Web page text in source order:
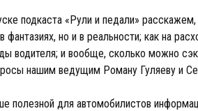
подкаста «Рули и педали»
фантазиях, но и в реальности; как на
водителя; и вообще, сколько можно
нашим ведущим Роману Гуляеву и
полезной для автомобилистов